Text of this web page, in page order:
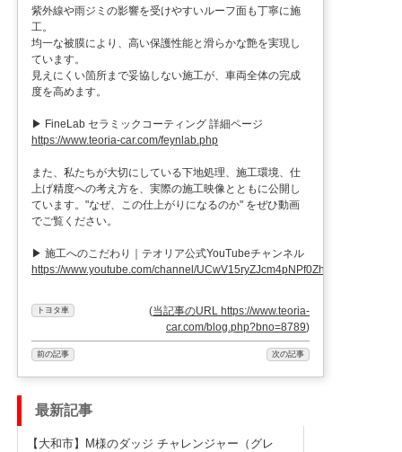
紫外線や雨ジミの影響を受けやすいルーフ面も丁寧に施
工。
均一な被膜により、高い保護性能と滑らかな艶を実現し
ています。
見えにくい箇所まで妥協しない施工が、車両全体の完成
度を高めます。
▶ FineLab セラミックコーティング 詳細ページ
https://www.teoria-car.com/feynlab.php
また、私たちが大切にしている下地処理、施工環境、仕
上げ精度への考え方を、実際の施工映像とともに公開し
ています。"なぜ、この仕上がりになるのか" をぜひ動画
でご覧ください。
▶ 施工へのこだわり｜テオリア公式YouTubeチャンネル
https://www.youtube.com/channel/UCwV15ryZJcm4pNPf0ZhXu9g
トヨタ車 (当記事のURL https://www.teoria-
car.com/blog.php?bno=8789)
前の記事 次の記事
最新記事
【大和市】M様のダッジ チャレンジャー（グレ